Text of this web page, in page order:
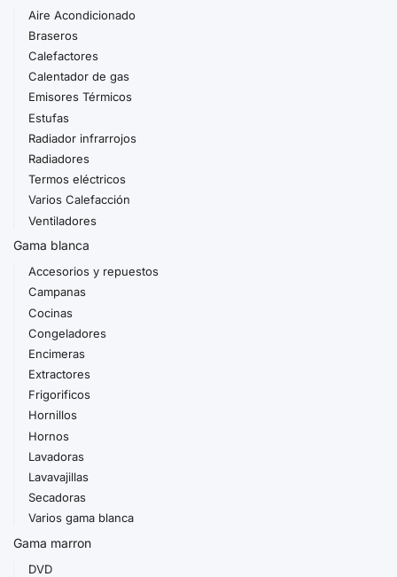
Aire Acondicionado
Braseros
Calefactores
Calentador de gas
Emisores Térmicos
Estufas
Radiador infrarrojos
Radiadores
Termos eléctricos
Varios Calefacción
Ventiladores
Gama blanca
Accesorios y repuestos
Campanas
Cocinas
Congeladores
Encimeras
Extractores
Frigorificos
Hornillos
Hornos
Lavadoras
Lavavajillas
Secadoras
Varios gama blanca
Gama marron
DVD